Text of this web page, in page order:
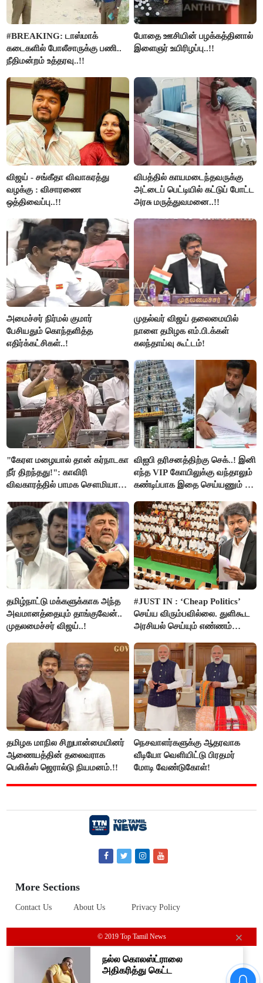
#BREAKING: டாஸ்மாக்
கடைகளில் போலீசாருக்கு பணி..
நீதிமன்றம் உத்தரவு..!!
போதை ஊசியின் பழக்கத்தினால்
இளைஞர் உயிரிழப்பு..!!
விஜய் - சங்கீதா விவாகரத்து
வழக்கு : விசாரணை
ஒத்திவைப்பு..!!
விபத்தில் காயமடைந்தவருக்கு
அட்டைப் பெட்டியில் கட்டுப் போட்ட
அரசு மருத்துவமனை..!!
அமைச்சர் நிர்மல் குமார்
பேசியதும் கொந்தளித்த
எதிர்க்கட்சிகள்..!
முதல்வர் விஜய் தலைமையில்
நாளை தமிழக எம்.பி.க்கள்
கலந்தாய்வு கூட்டம்!
"கேரள மழையால் தான் கர்நாடகா
நீர் திறந்தது!": காவிரி
விவகாரத்தில் பாமக சௌமியா
விஐபி தரிசனத்திற்கு செக்..! இனி
எந்த VIP கோயிலுக்கு வந்தாலும்
கண்டிப்பாக இதை செய்யணும் -
தமிழ்நாட்டு மக்களுக்காக அந்த
அவமானத்தையும் தாங்குவேன்..
முதலமைச்சர் விஜய்..!
#JUST IN : ‘Cheap Politics’
செய்ய விரும்பவில்லை. துளிகூட
அரசியல் செய்யும் எண்ணம்
விஜய் பதில்!
தமிழக மாநில சிறுபான்மையினர்
ஆணையத்தின் தலைவராக
பெலிக்ஸ் ஜெரால்டு நியமனம்.!!
நெசவாளர்களுக்கு ஆதரவாக
வீடியோ வெளியிட்டு பிரதமர்
மோடி வேண்டுகோள்!
More Sections
Contact Us About Us Privacy Policy
© 2019 Top Tamil News
#BREAKING ஷாக் கொடுத்த